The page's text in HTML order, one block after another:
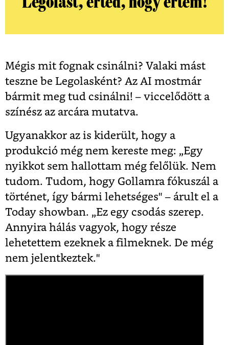
Mégis mit fognak csinálni? Valaki mást
teszne be Legolasként? Az AI mostmár
bármit meg tud csinálni! – viccelődött a
színész az arcára mutatva.
Ugyanakkor az is kiderült, hogy a
produkció még nem kereste meg: „Egy
nyikkot sem hallottam még felőlük. Nem
tudom. Tudom, hogy Gollamra fókuszál a
történet, így bármi lehetséges" – árult el a
Today showban. „Ez egy csodás szerep.
Annyira hálás vagyok, hogy része
lehetettem ezeknek a filmeknek. De még
nem jelentkeztek."